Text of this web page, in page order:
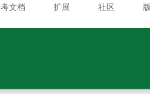
文档 扩展 社区